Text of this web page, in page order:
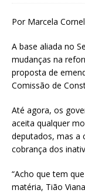
Por Marcela
A base aliada no
mudanças na
proposta de
Comissão de
Até agora, os
aceita qualquer
deputados, mas a
cobrança dos
“Acho que tem
matéria, Tião